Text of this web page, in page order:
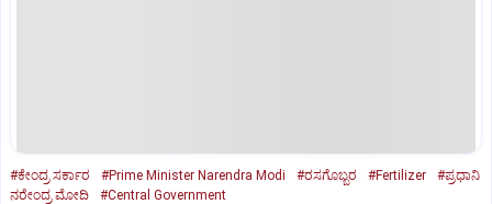
#ಕೇಂದ್ರ ಸರ್ಕಾರ #Prime Minister Narendra Modi #ರಸಗೊಬ್ಬರ #Fertilizer
#ಪ್ರಧಾನಿ
ನರೇಂದ್ರ ಮೋದಿ
#Central Government